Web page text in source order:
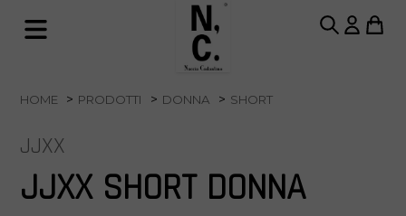
HOME PRODOTTI DONNA SHORT
JJXX
JJXX SHORT DONNA